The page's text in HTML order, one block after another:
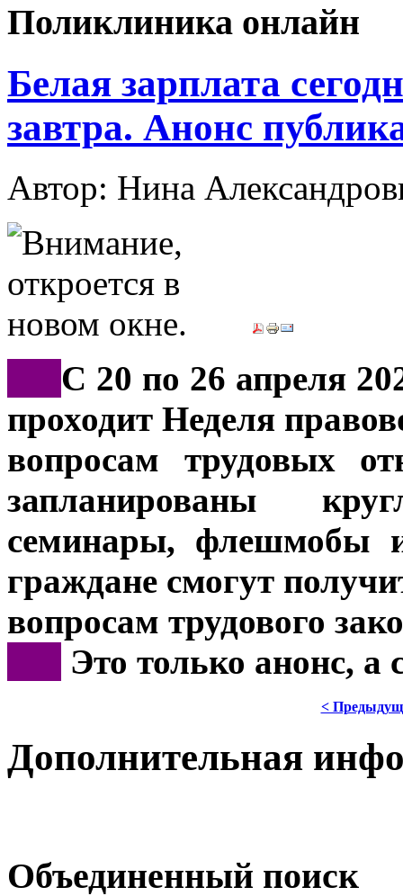
Поликлиника онлайн
Белая зарплата
завтра. Анонс
Автор: Нина
С 20 по 26 апреля
проходит Неделя
вопросам трудовых
запланированы
семинары, флешмобы
граждане смогут
вопросам трудового
Это только анонс,
<
Дополнительная
Объединенный поиск